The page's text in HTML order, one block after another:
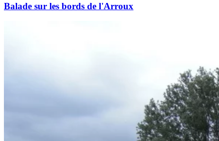
Balade sur les bords de l'Arroux